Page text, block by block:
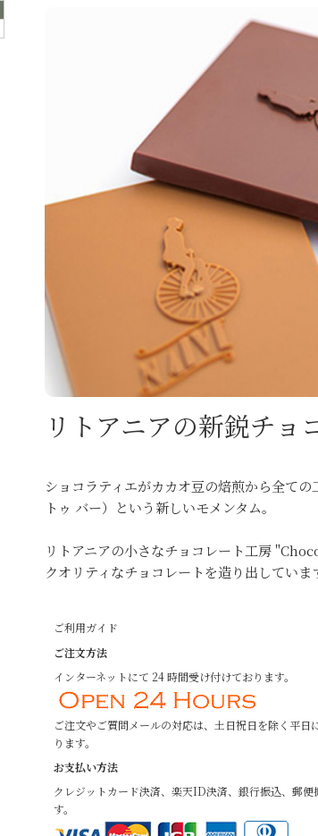
リトアニアの新鋭チ
ショコラティエがカカオ豆の焙煎から全て
トゥ バー）という新しいモメンタム。
リトアニアの小さなチョコレート工房
クオリティなチョコレートを造り出していま
ご利用ガイド
ご注文方法
インターネットにて 24 時間受け付けております。
ご注文やご質問メールの対応は、土日祝日を除く平日
ります。
お支払い方法
クレジットカード決済、楽天ID決済、銀行振込、郵便
す。